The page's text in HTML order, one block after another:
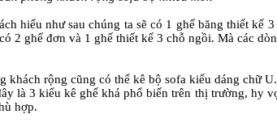
hiểu như sau chúng ta sẽ có 1 ghế băng thiết kế
2 ghế đơn và 1 ghế thiết kế 3 chỗ ngồi. Mà các
khách rộng cũng có thể kê bộ sofa kiểu dáng chữ
là 3 kiểu kê ghế khá phổ biến trên thị trường, hy
hợp.